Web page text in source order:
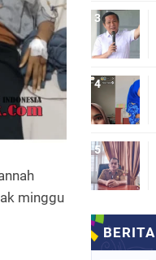
minggu